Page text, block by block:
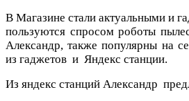
В Магазине стали актуальными и
пользуются спросом роботы
Александр, также популярны на
из гаджетов и Яндекс станции.
Из яндекс станций Александр